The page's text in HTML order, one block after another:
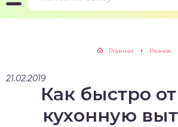
Главная Разное
21.02.2019
Как быстро
кухонную